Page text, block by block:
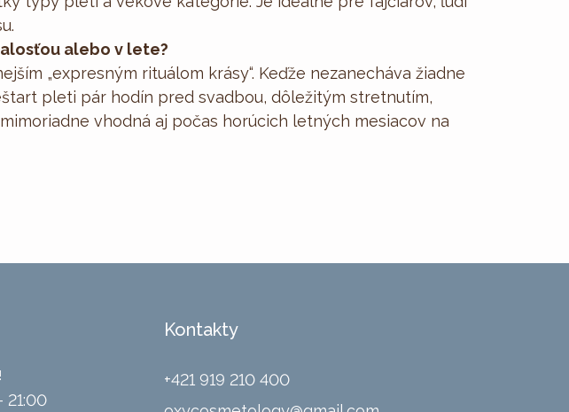
alebo v lete?
„expresným rituálom krásy“. Keďže nezanecháva žiadne
pleti pár hodín pred svadbou, dôležitým stretnutím,
vhodná aj počas horúcich letných mesiacov na
21:00
Kontakty
+421 919 210 400